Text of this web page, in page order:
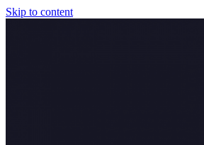
Skip to content